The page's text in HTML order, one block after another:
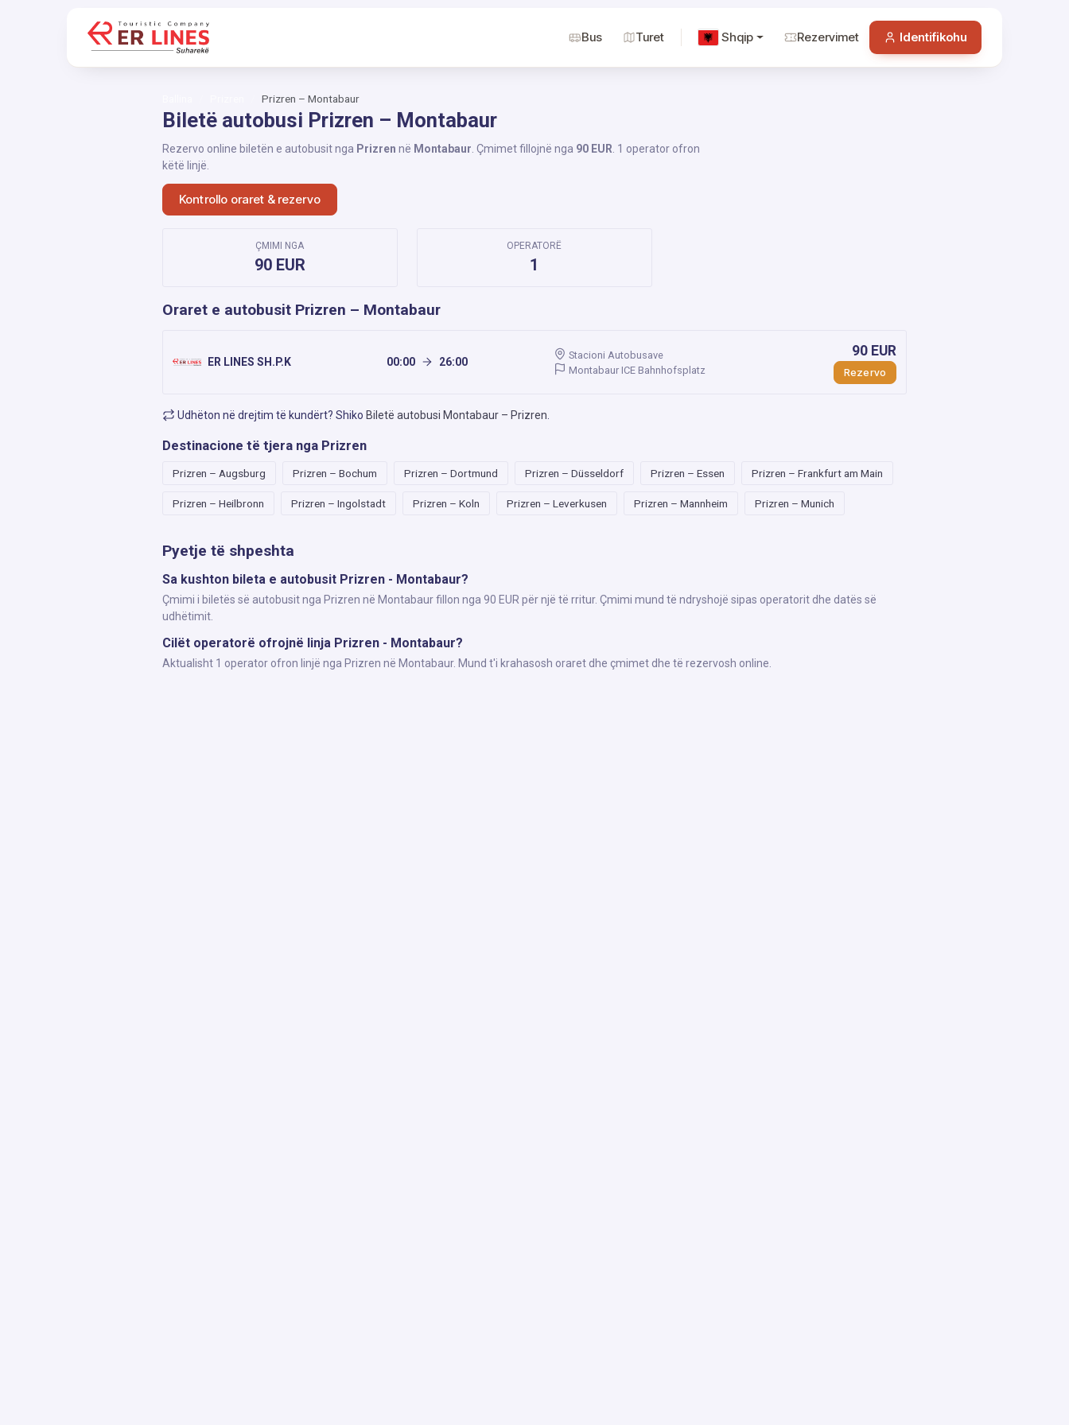
Bus Turet Shqip Rezervimet Identifikohu
Prizren – Montabaur
Biletë autobusi Prizren – Montabaur
Rezervo online biletën e autobusit nga Prizren në Montabaur . Çmimet fillojnë nga 90 EUR . 1 operator ofron
këtë linjë.
Kontrollo oraret & rezervo
ÇMIMI NGA
90 EUR
OPERATORË
1
Oraret e autobusit Prizren – Montabaur
ER LINES SH.P.K 00:00 26:00
Stacioni Autobusave
Montabaur ICE Bahnhofsplatz
90 EUR
Rezervo
Udhëton në drejtim të kundërt? Shiko Biletë autobusi Montabaur – Prizren
Destinacione të tjera nga Prizren
Prizren – Augsburg Prizren – Bochum Prizren – Dortmund Prizren – Düsseldorf Prizren – Essen Prizren – Frankfurt am Main
Prizren – Heilbronn Prizren – Ingolstadt Prizren – Koln Prizren – Leverkusen Prizren – Mannheim Prizren – Munich
Pyetje të shpeshta
Sa kushton bileta e autobusit Prizren - Montabaur?
Çmimi i biletës së autobusit nga Prizren në Montabaur fillon nga 90 EUR për një të rritur. Çmimi mund të ndryshojë sipas operatorit dhe datës së
udhëtimit.
Cilët operatorë ofrojnë linja Prizren - Montabaur?
Aktualisht 1 operator ofron linjë nga Prizren në Montabaur. Mund t'i krahasosh oraret dhe çmimet dhe të rezervosh online.